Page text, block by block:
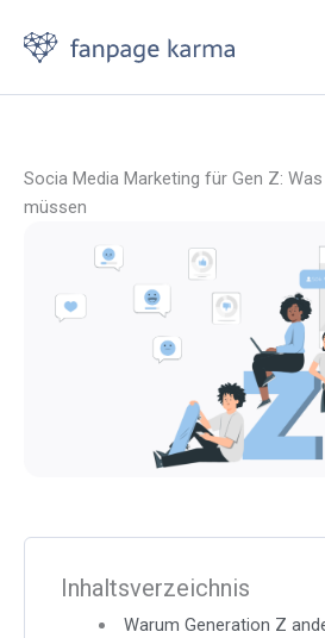
Inhalt
springen
Socia Media Marketing für Gen Z:
müssen
Inhaltsverzeichnis
Warum Generation Z